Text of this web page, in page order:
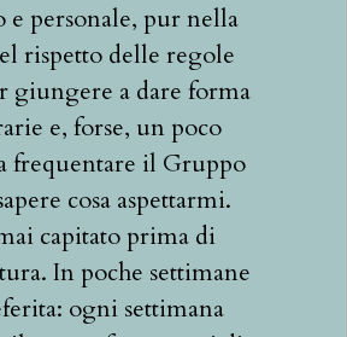
personale, pur nella
rispetto delle regole
giungere a dare forma
e, forse, un poco
frequentare il Gruppo
cosa aspettarmi.
capitato prima di
In poche settimane
ogni settimana